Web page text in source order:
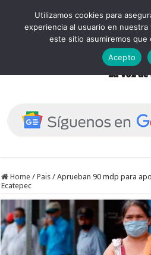
Home / Pais / Aprueban 90 mdp para
Ecatepec
Utilizamos cookies para
experiencia al usuario en
este sitio asumiremos que
Acepto